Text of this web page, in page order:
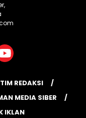
TIM REDAKSI
MEDIA SIBER
IKLAN